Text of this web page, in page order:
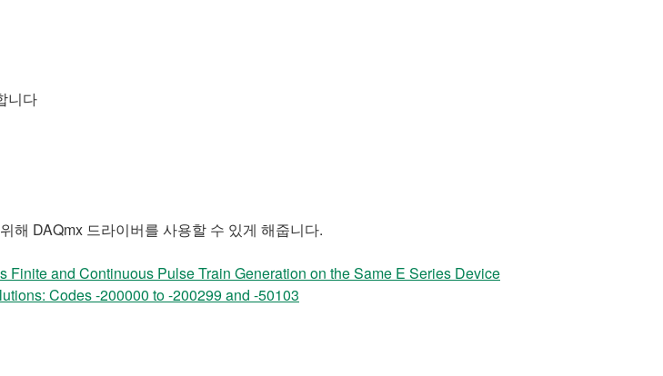
니다
해 DAQmx 드라이버를 사용할 수 있게 해줍니다.
and Continuous Pulse Train Generation on the Same E Series Device
Codes -200000 to -200299 and -50103